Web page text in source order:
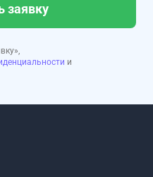
заявку
и